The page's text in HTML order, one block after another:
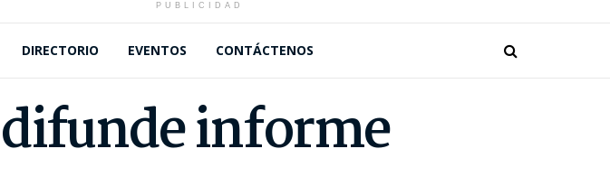
PUBLICIDAD
DIRECTORIO EVENTOS CONTÁCTENOS
informe